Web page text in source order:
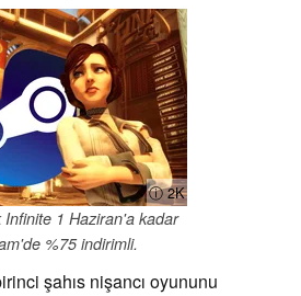
ⓘ 2K
1 Haziran'a kadar
%75 indirimli.
şahıs nişancı oyununu